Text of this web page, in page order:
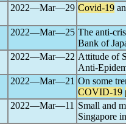
2022―Mar―29 Covid-19
2022―Mar―25 The anti-
Bank of
2022―Mar―22 Attitude of
Anti-
2022―Mar―21 On some
COVID-19
2022―Mar―11 Small and
Singapore